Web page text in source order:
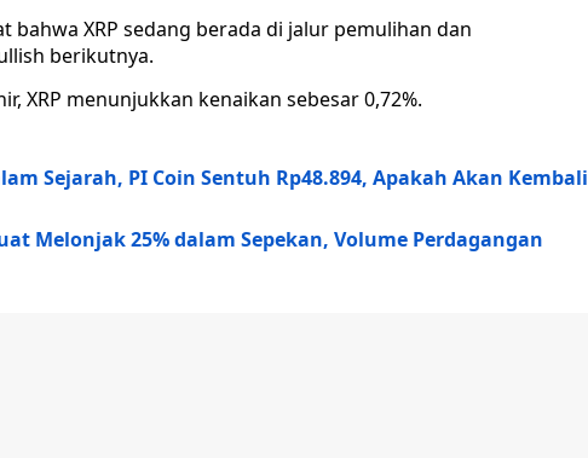
bahwa XRP sedang berada di jalur pemulihan dan
berikutnya.
XRP menunjukkan kenaikan sebesar 0,72%.
Sejarah, PI Coin Sentuh Rp48.894, Apakah Akan Kembali
Melonjak 25% dalam Sepekan, Volume Perdagangan